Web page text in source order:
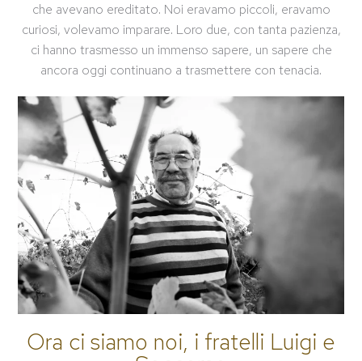
che avevano ereditato. Noi eravamo piccoli, eravamo
curiosi, volevamo imparare. Loro due, con tanta pazienza,
ci hanno trasmesso un immenso sapere, un sapere che
ancora oggi continuano a trasmettere con tenacia.
Ora ci siamo noi, i fratelli Luigi e